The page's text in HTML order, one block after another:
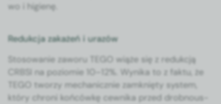
wo i higienę.
Redukcja zakażeń i urazów
Stosowanie zaworu TEGO wiąże się z redukcją
CRBSI na poziomie 10–12%. Wyni­ka to z fak­tu, że
TEGO tworzy mechan­icznie zamknię­ty sys­tem,
który chroni końcówkę cewni­ka przed drob­nous­